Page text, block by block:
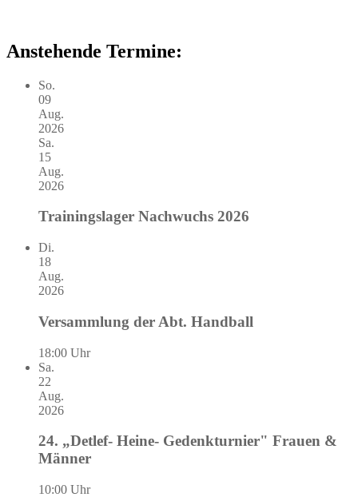
Anstehende Termine:
So.
09
Aug.
2026
Sa.
15
Aug.
2026
Trainingslager Nachwuchs 2026
Di.
18
Aug.
2026
Versammlung der Abt. Handball
18:00 Uhr
Sa.
22
Aug.
2026
24. „Detlef- Heine- Gedenkturnier" Frauen &
Männer
10:00 Uhr